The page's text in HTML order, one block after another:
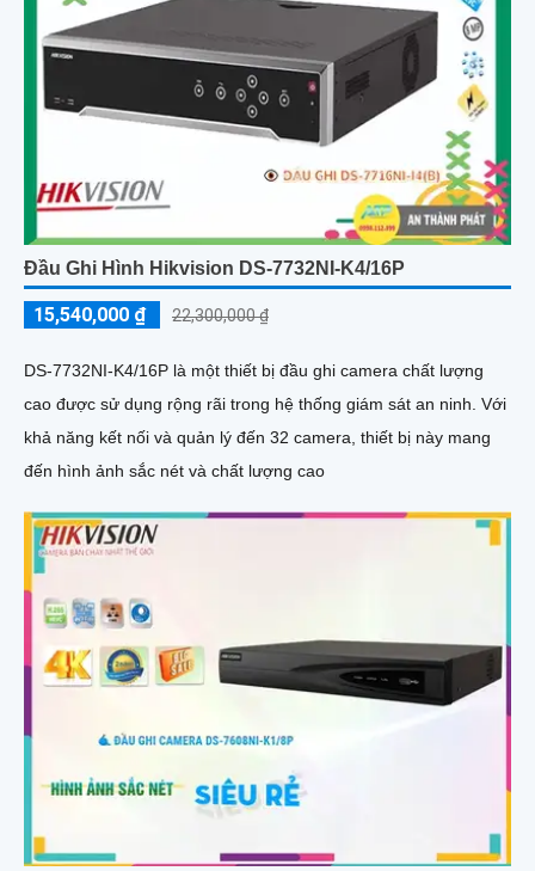
Đầu Ghi Hình Hikvision DS-7732NI-K4/16P
15,540,000 ₫ 22,300,000 ₫
DS-7732NI-K4/16P là một thiết bị đầu ghi camera chất lượng
cao được sử dụng rộng rãi trong hệ thống giám sát an ninh. Với
khả năng kết nối và quản lý đến 32 camera, thiết bị này mang
đến hình ảnh sắc nét và chất lượng cao